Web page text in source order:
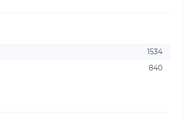
1534
840